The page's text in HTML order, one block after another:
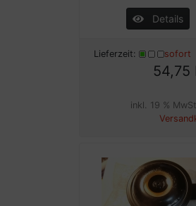
Details
Lieferzeit: sofort
54,75
inkl. 19 %